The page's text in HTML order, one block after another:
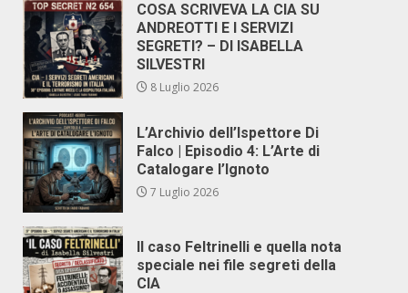
COSA SCRIVEVA LA CIA SU
ANDREOTTI E I SERVIZI
SEGRETI? – DI ISABELLA
SILVESTRI
8 Luglio 2026
L’Archivio dell’Ispettore Di
Falco | Episodio 4: L’Arte di
Catalogare l’Ignoto
7 Luglio 2026
Il caso Feltrinelli e quella nota
speciale nei file segreti della
CIA